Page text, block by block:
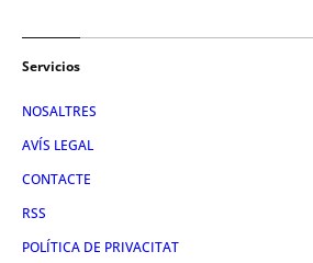
Servicios
NOSALTRES
AVÍS LEGAL
CONTACTE
RSS
POLÍTICA DE PRIVACITAT